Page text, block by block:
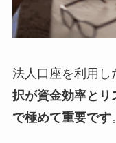
法人口座を利用し
択が資金効率とリ
で極めて重要です。